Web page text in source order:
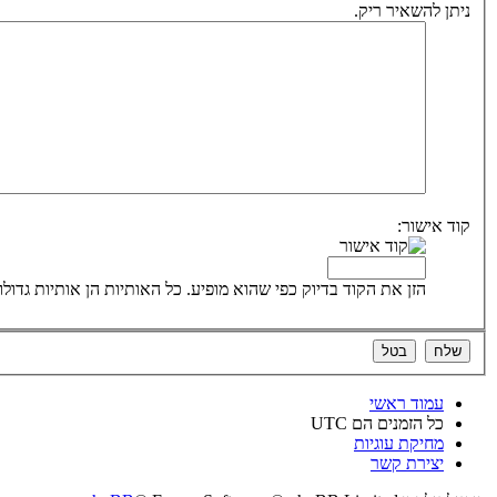
ניתן להשאיר ריק.
קוד אישור:
הזן את הקוד בדיוק כפי שהוא מופיע. כל האותיות הן אותיות
עמוד ראשי
כל הזמנים הם UTC
מחיקת עוגיות
יצירת קשר